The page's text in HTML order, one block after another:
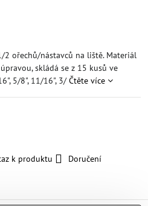
2 ořechů/nástavců na liště. Materiál
skládá se z 15 kusů ve
5/8", 11/16", 3/Čtěte více
k produktu
Doručení